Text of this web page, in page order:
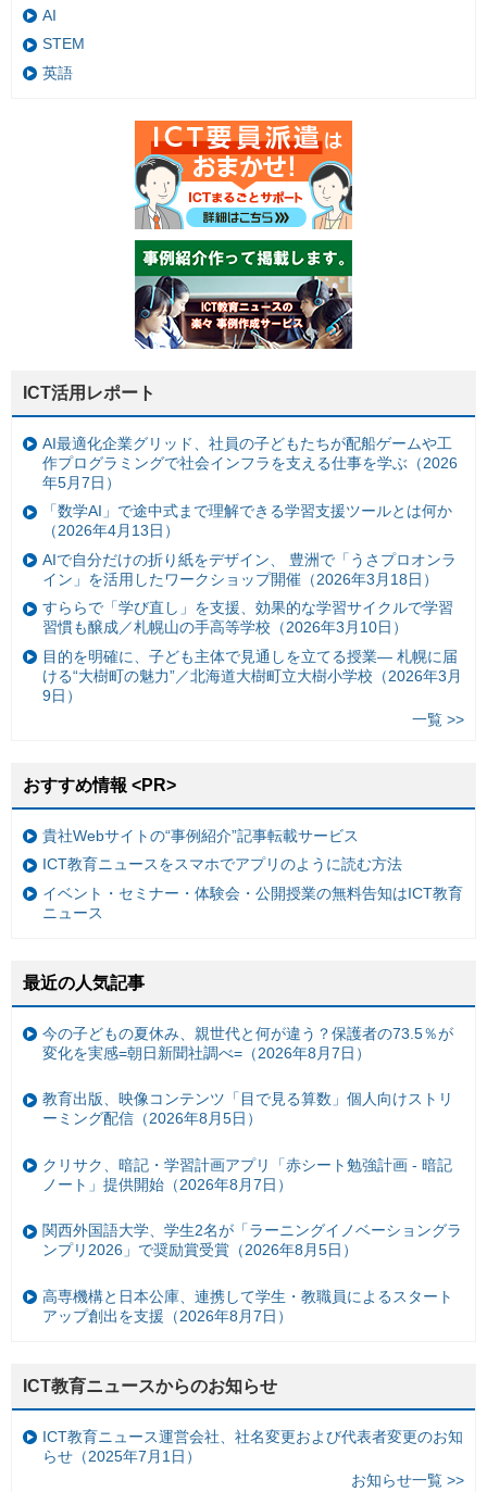
AI
STEM
英語
ICT活用レポート
AI最適化企業グリッド、社員の子どもたちが配船ゲームや工
作プログラミングで社会インフラを支える仕事を学ぶ（2026
年5月7日）
「数学AI」で途中式まで理解できる学習支援ツールとは何か
（2026年4月13日）
AIで自分だけの折り紙をデザイン、 豊洲で「うさプロオンラ
イン」を活用したワークショップ開催（2026年3月18日）
すららで「学び直し」を支援、効果的な学習サイクルで学習
習慣も醸成／札幌山の手高等学校（2026年3月10日）
目的を明確に、子ども主体で見通しを立てる授業— 札幌に届
ける“大樹町の魅力”／北海道大樹町立大樹小学校（2026年3月
9日）
一覧 >>
おすすめ情報 <PR>
貴社Webサイトの“事例紹介”記事転載サービス
ICT教育ニュースをスマホでアプリのように読む方法
イベント・セミナー・体験会・公開授業の無料告知はICT教育
ニュース
最近の人気記事
今の子どもの夏休み、親世代と何が違う？保護者の73.5％が
変化を実感=朝日新聞社調べ=（2026年8月7日）
教育出版、映像コンテンツ「目で見る算数」個人向けストリ
ーミング配信（2026年8月5日）
クリサク、暗記・学習計画アプリ「赤シート勉強計画 - 暗記
ノート」提供開始（2026年8月7日）
関西外国語大学、学生2名が「ラーニングイノベーショングラ
ンプリ2026」で奨励賞受賞（2026年8月5日）
高専機構と日本公庫、連携して学生・教職員によるスタート
アップ創出を支援（2026年8月7日）
ICT教育ニュースからのお知らせ
ICT教育ニュース運営会社、社名変更および代表者変更のお知
らせ（2025年7月1日）
お知らせ一覧 >>